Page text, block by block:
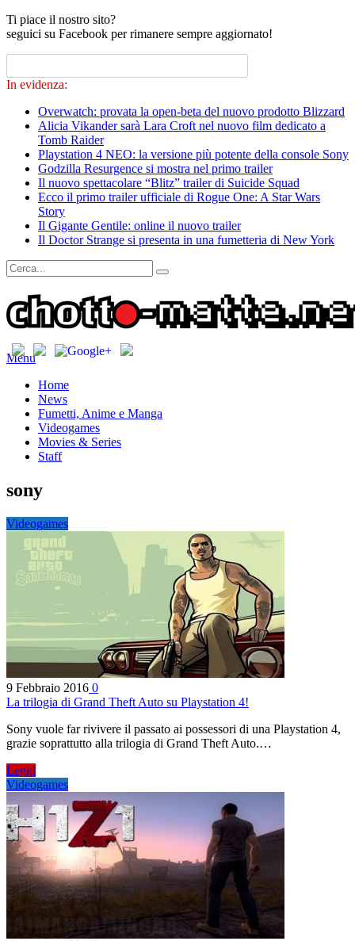
Ti piace il nostro sito?
seguici su Facebook per rimanere sempre aggiornato!
In evidenza:
Overwatch: provata la open-beta del nuovo prodotto Blizzard
Alicia Vikander sarà Lara Croft nel nuovo film dedicato a
Tomb Raider
Playstation 4 NEO: la versione più potente della console Sony
Godzilla Resurgence si mostra nel primo trailer
Il nuovo spettacolare “Blitz” trailer di Suicide Squad
Ecco il primo trailer ufficiale di Rogue One: A Star Wars
Story
Il Gigante Gentile: online il nuovo trailer
Il Doctor Strange si presenta in una fumetteria di New York
Menu
Home
News
Fumetti, Anime e Manga
Videogames
Movies & Series
Staff
sony
Videogames
9 Febbraio 2016 0
La trilogia di Grand Theft Auto su Playstation 4!
Sony vuole far rivivere il passato ai possessori di una Playstation 4,
grazie soprattutto alla trilogia di Grand Theft Auto.…
Leggi
Videogames